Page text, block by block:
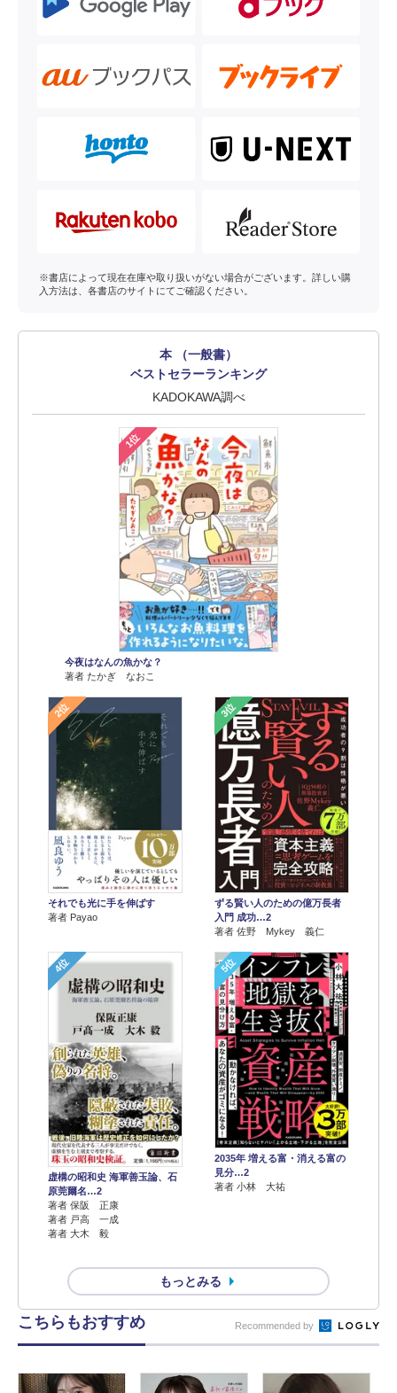
※書店によって現在在庫や取り扱いがない場合がございます。詳しい購
入方法は、各書店のサイトにてご確認ください。
本 （一般書）
ベストセラーランキング
KADOKAWA調べ
1位
今夜はなんの魚かな？
著者 たかぎ なおこ
2位
それでも光に手を伸ばす
著者 Payao
3位
ずる賢い人のための億万長者
入門 成功…2
著者 佐野 Mykey 義仁
4位
虚構の昭和史 海軍善玉論、石
原莞爾名…2
著者 保阪 正康
著者 戸高 一成
著者 大木 毅
5位
2035年 増える富・消える富の
見分…2
著者 小林 大祐
もっとみる
こちらもおすすめ Recommended by